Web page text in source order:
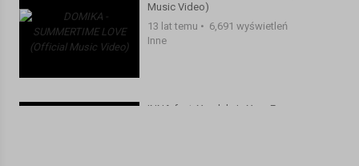
Music Video)
13 lat temu • 6,691 wyświetleń
Inne
INNA feat. Yandel - In Your Eyes